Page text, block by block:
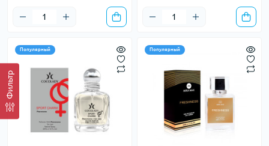
Фильтр
Популярный Популярный